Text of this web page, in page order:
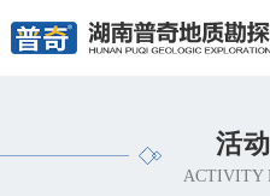
活
ACTIVITY